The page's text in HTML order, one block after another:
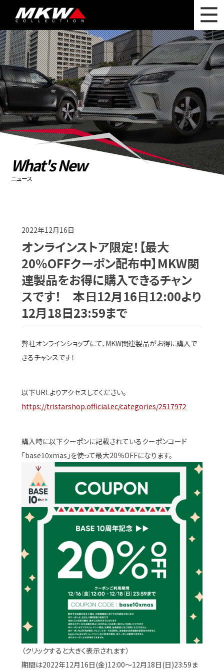
WHAT'S NEW ニュース
WHEEL LINEUP ホイールラインナップ
OTHER PRODUCT 関連製品
PHOTO GALLERY フォトギャラリー
カタログ請求
PRIVACY POLICY 個人情報保護方針
What's New
ニュース
2022年12月16日
オンラインストア限定！【最大
20％OFFクーポン配布中】MKW関
連製品をお得に購入できるチャン
スです！ 本日12月16日12:00より
12月18日23:59まで
弊社オンラインショップにて、MKW関連製品がお得に購入で
きるチャンスです！
以下URLよりアクセスしてください。
https://tristarshop.official.ec/categories/2517972
購入時に以下クーポンに記載されているクーポンコード
「base10xmas」を使って最大20％OFFになります。
（クリックすると大きく表示されます）
期間は2022年12月16日(金)12:00～12月18日(日)23:59ま